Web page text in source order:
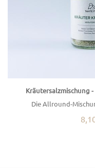
Kräutersalzmischung -
Die Allround-